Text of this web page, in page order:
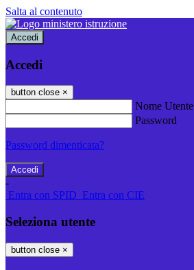
Salta al contenuto
Accedi
Accedi
button close ×
Nome Utente
Password
Password dimenticata?
-
Entra con SPID Entra con CIE
Seleziona utente
button close ×